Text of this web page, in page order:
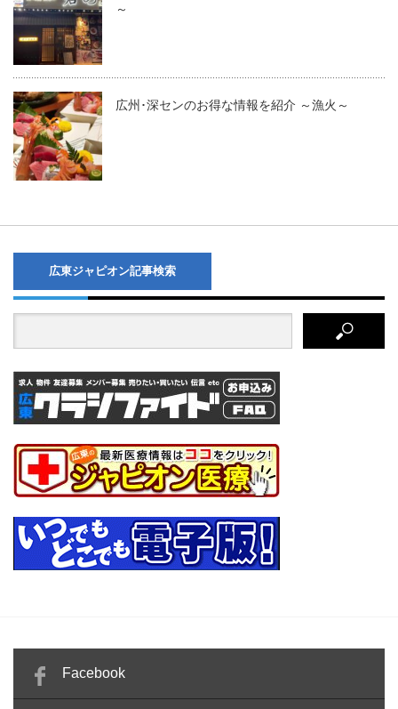
～
広州･深センのお得な情報を紹介 ～漁火～
広東ジャピオン記事検索
Facebook